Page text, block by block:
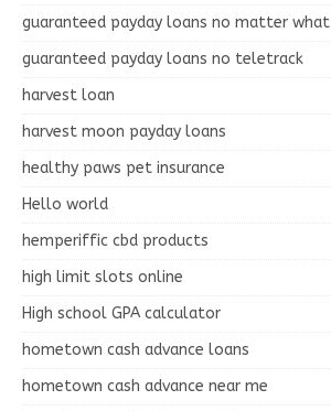
guaranteed payday loans no matter what
guaranteed payday loans no teletrack
harvest loan
harvest moon payday loans
healthy paws pet insurance
Hello world
hemperiffic cbd products
high limit slots online
High school GPA calculator
hometown cash advance loans
hometown cash advance near me